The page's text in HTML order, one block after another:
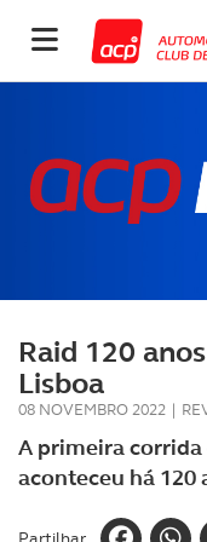
Raid 120
Lisboa
08 NOVEMBRO 2022 |
A primeira
aconteceu há 120